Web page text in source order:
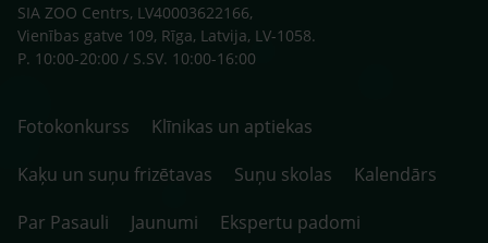
SIA ZOO Centrs, LV40003622166,
Vienības gatve 109, Rīga, Latvija, LV-1058.
P. 10:00-20:00 / S.SV. 10:00-16:00
Fotokonkurss
Klīnikas un aptiekas
Kaķu un suņu frizētavas
Suņu skolas
Kalendārs
Par Pasauli
Jaunumi
Ekspertu padomi